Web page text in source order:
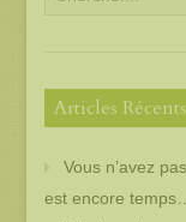
Articles Récents
Vous n’avez
est encore temps…